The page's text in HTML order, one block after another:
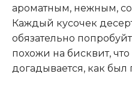
ароматным, нежным,
Каждый кусочек
обязательно
похожи на бисквит,
догадывается, как был